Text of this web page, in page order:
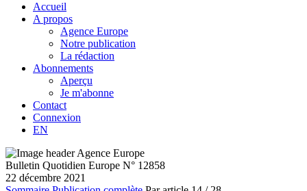
Accueil
A propos
Agence Europe
Notre publication
La rédaction
Abonnements
Aperçu
Je m'abonne
Contact
Connexion
EN
Bulletin Quotidien Europe N° 12858
22 décembre 2021